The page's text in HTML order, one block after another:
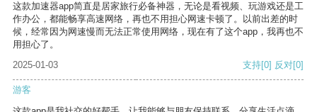
这款加速器app简直是居家旅行必备神器，无论是看视频、玩游戏还是工
作办公，都能畅享高速网络，再也不用担心网速卡顿了。以前出差的时
候，经常因为网速慢而无法正常使用网络，现在有了这个app，我再也不
用担心了。
2025-01-03
支持[0] 反对[0]
游客